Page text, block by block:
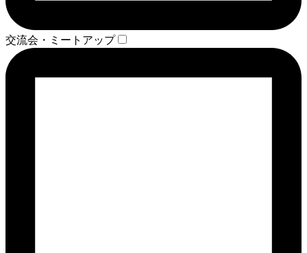
交流会・ミートアップ